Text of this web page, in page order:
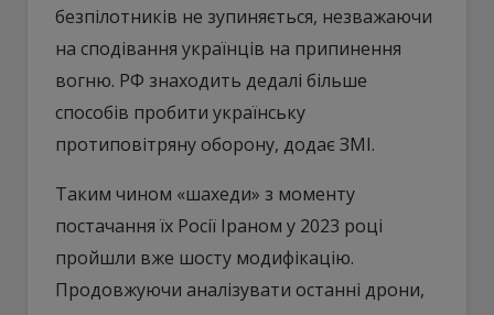
безпілотників не зупиняється, незважаючи
на сподівання українців на припинення
вогню. РФ знаходить дедалі більше
способів пробити українську
протиповітряну оборону, додає ЗМІ.
Таким чином «шахеди» з моменту
постачання їх Росії Іраном у 2023 році
пройшли вже шосту модифікацію.
Продовжуючи аналізувати останні дрони,